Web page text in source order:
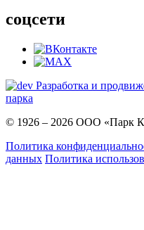
соцсети
Разработка и
парка
© 1926 – 2026 OOO «Парк
Политика
данных Политика